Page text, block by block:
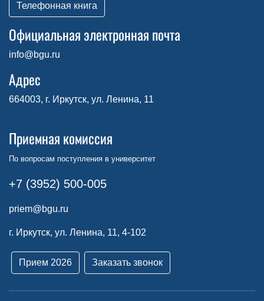
Телефонная книга
Официальная электронная почта
info@bgu.ru
Адрес
664003, г. Иркутск, ул. Ленина, 11
Приемная комиссия
По вопросам поступления в университет
+7 (3952) 500-005
priem@bgu.ru
г. Иркутск, ул. Ленина, 11, 4-102
Прием 2026 Заказать звонок